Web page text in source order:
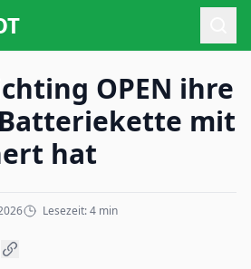
OPEN ihre
mit
hat
Lesezeit: 4 min